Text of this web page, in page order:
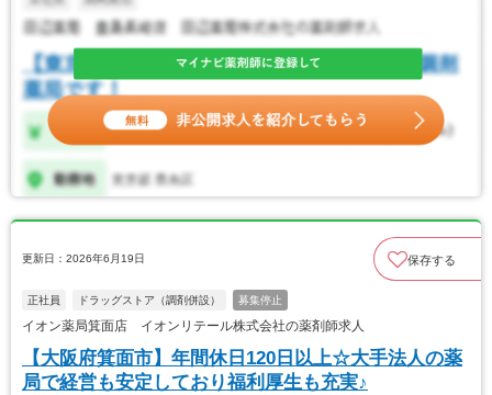
更新日：2026年6月19日 保存する
正社員 ドラッグストア（調剤併設） 募集停止
イオン薬局箕面店 イオンリテール株式会社の薬剤師求人
【大阪府箕面市】年間休日120日以上☆大手法人の薬
局で経営も安定しており福利厚生も充実♪